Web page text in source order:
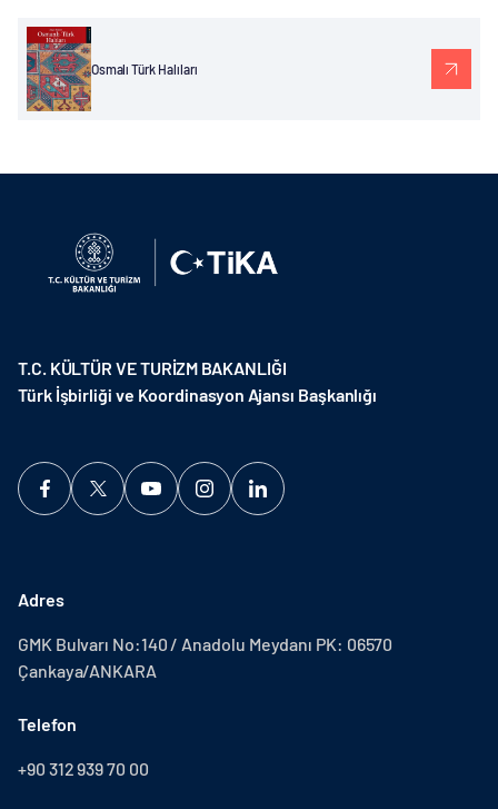
Osmalı Türk Halıları
T.C. KÜLTÜR VE TURİZM BAKANLIĞI
Türk İşbirliği ve Koordinasyon Ajansı Başkanlığı
Adres
GMK Bulvarı No:140 / Anadolu Meydanı PK: 06570
Çankaya/ANKARA
Telefon
+90 312 939 70 00